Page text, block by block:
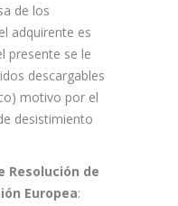
de los
adquirente es
presente se le
descargables
motivo por el
desistimiento
Resolución de
Europea: